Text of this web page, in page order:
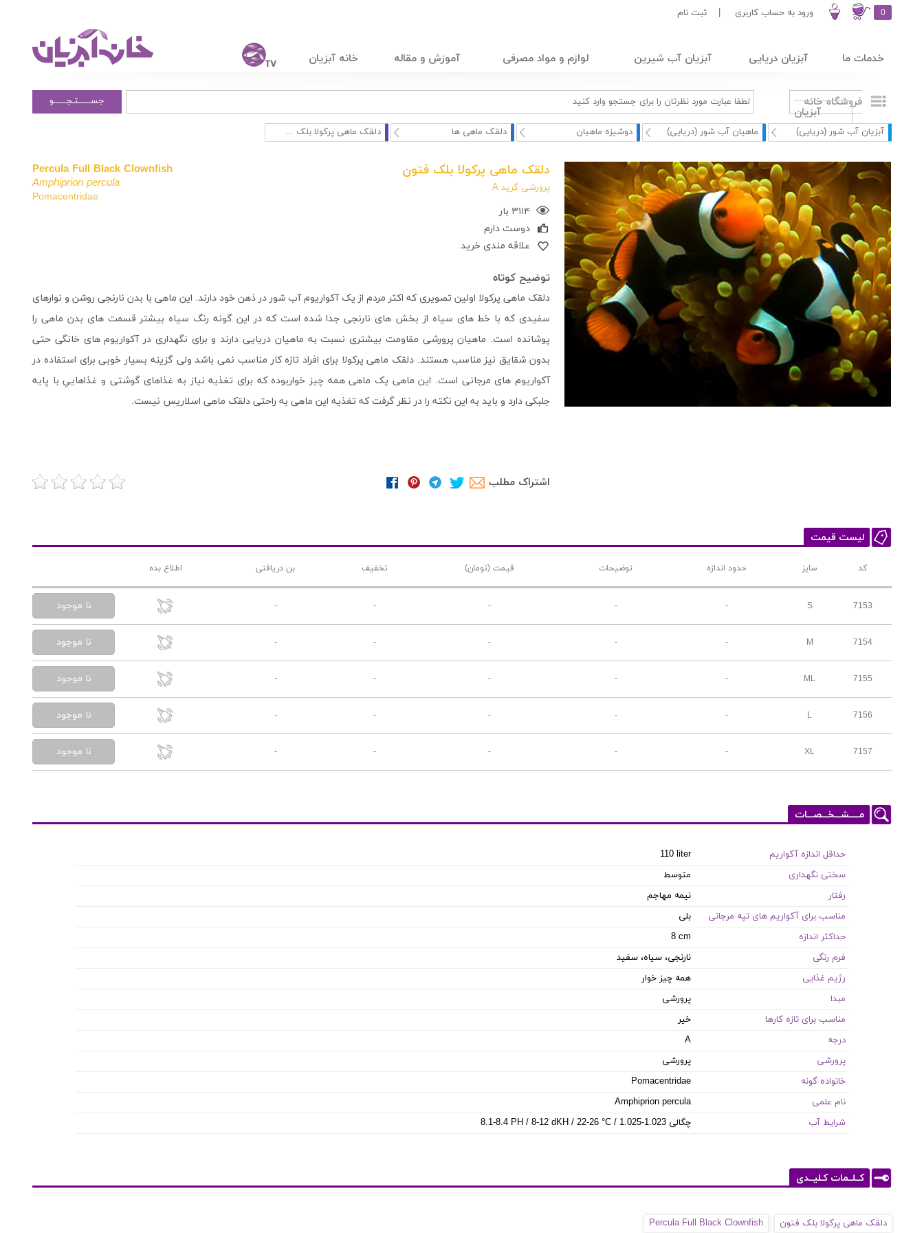
0 ورود به حساب کاربری ثبت نام
خدمات ما آبزیان دریایی آبزیان آب شیرین لوازم و مواد مصرفی آموزش و مقاله خانه آبزیان
فروشگاه خانه
آبزیان
جســــــتـجــــــو
آبزیان آب شور (دریایی) ماهیان آب شور (دریایی) دوشیزه ماهیان دلقک ماهی ها دلقک ماهی پرکولا بلک ...
دلقک ماهی پرکولا بلک فتون
پرورشی گرید A
۳۱۱۴ بار
دوست دارم
علاقه مندی خرید
Percula Full Black Clownfish
Amphiprion percula
Pomacentridae
توضیح کوتاه
دلقک ماهی پرکولا اولین تصویری که اکثر مردم از یک آکواریوم آب شور در ذهن خود دارند. این ماهی با بدن نارنجی روشن و نوارهای
سفیدی که با خط های سیاه از بخش های نارنجی جدا شده است که در این گونه رنگ سیاه بیشتر قسمت های بدن ماهی را
پوشانده است. ماهیان پرورشی مقاومت بیشتری نسبت به ماهیان دریایی دارند و برای نگهداری در آکواریوم های خانگی حتی
بدون شقایق نیز مناسب هستند. دلقک ماهی پرکولا برای افراد تازه کار مناسب نمی باشد ولی گزینه بسیار خوبی برای استفاده در
آکواریوم های مرجانی است. این ماهی یک ماهی همه چیز خواربوده که برای تغذیه نیاز به غذاهای گوشتی و غذاهايي با پایه
جلبکی دارد و باید به این نکته را در نظر گرفت که تغذیه این ماهی به راحتی دلقک ماهی اسلاریس نیست.
اشتراک مطلب
لیست قیمت
کد سایز حدود اندازه توضیحات قیمت (تومان) تخفیف بن دریافتی اطلاع بده
7153
S
-
-
-
-
- نا موجود
7154
M
-
-
-
-
- نا موجود
7155
ML
-
-
-
-
- نا موجود
7156
L
-
-
-
-
- نا موجود
7157
XL
-
-
-
-
- نا موجود
مـــــشـــخـــصـــات
حداقل اندازه آکواریم
110 liter
سختی نگهداری
متوسط
رفتار
نیمه مهاجم
مناسب برای آکواریم های تپه مرجانی
بلی
حداکثر اندازه
8 cm
فرم رنگی
نارنجی، سیاه، سفید
رژیم غذایی
همه چیز خوار
مبدا
پرورشی
مناسب برای تازه کارها
خیر
درجه
A
پرورشی
پرورشی
خانواده گونه
Pomacentridae
نام علمی
Amphiprion percula
شرایط آب
8.1-8.4 PH / 8-12 dKH / 22-26 °C / چگالی 1.023-1.025
کــلــمات کـلیــدی
دلقک ماهی پرکولا بلک فتون Percula Full Black Clownfish